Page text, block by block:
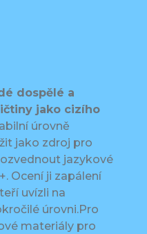
dospělé a
jako cizího
úrovně
jako zdroj pro
jazykové
Ocení ji zapálení
uvízli na
úrovni.Pro
materiály pro